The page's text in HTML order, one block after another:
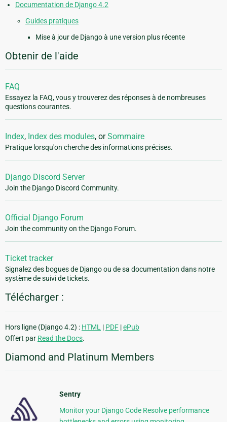
Documentation de Django 4.2
Guides pratiques
Mise à jour de Django à une version plus récente
Obtenir de l'aide
FAQ
Essayez la FAQ, vous y trouverez des réponses à de nombreuses
questions courantes.
Index, Index des modules, orSommaire
Pratique lorsqu'on cherche des informations précises.
Django Discord Server
Join the Django Discord Community.
Official Django Forum
Join the community on the Django Forum.
Ticket tracker
Signalez des bogues de Django ou de sa documentation dans notre
système de suivi de tickets.
Télécharger :
Hors ligne (Django 4.2) : HTML | PDF |ePub
Offert par Read the Docs.
Diamond and Platinum Members
Sentry
Monitor your Django Code Resolve performance